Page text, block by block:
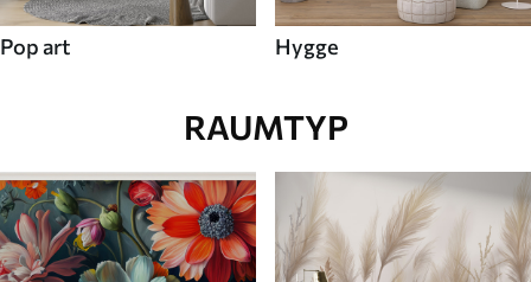
Pop art Hygge
RAUMTYP